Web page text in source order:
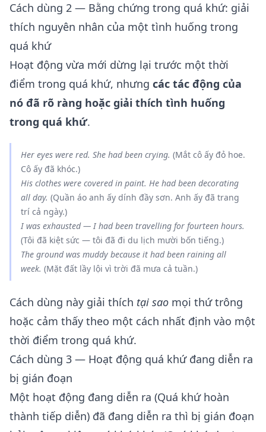
Cách dùng 2 — Bằng chứng trong quá khứ: giải
thích nguyên nhân của một tình huống trong
quá khứ
Hoạt động vừa mới dừng lại trước một thời
điểm trong quá khứ, nhưng các tác động của
nó đã rõ ràng hoặc giải thích tình huống
trong quá khứ.
Her eyes were red. She had been crying. (Mắt cô ấy đỏ hoe.
Cô ấy đã khóc.)
His clothes were covered in paint. He had been decorating
all day. (Quần áo anh ấy dính đầy sơn. Anh ấy đã trang
trí cả ngày.)
I was exhausted — Ihad been travelling for fourteen hours.
(Tôi đã kiệt sức — tôi đã đi du lịch mười bốn tiếng.)
The ground was muddy because it had been raining all
week. (Mặt đất lầy lội vì trời đã mưa cả tuần.)
Cách dùng này giải thích tại sao mọi thứ trông
hoặc cảm thấy theo một cách nhất định vào một
thời điểm trong quá khứ.
Cách dùng 3 — Hoạt động quá khứ đang diễn ra
bị gián đoạn
Một hoạt động đang diễn ra (Quá khứ hoàn
thành tiếp diễn) đã đang diễn ra thì bị gián đoạn